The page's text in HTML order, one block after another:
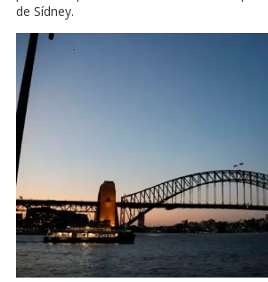
de Sídney.